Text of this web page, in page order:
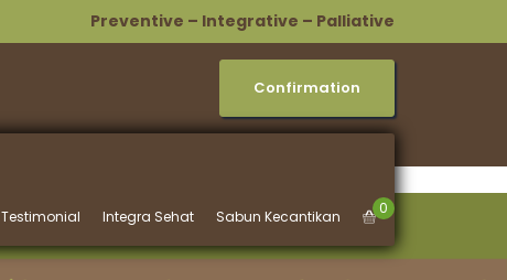
Preventive – Integrative – Palliative
Confirmation
0
Testimonial Integra Sehat Sabun Kecantikan